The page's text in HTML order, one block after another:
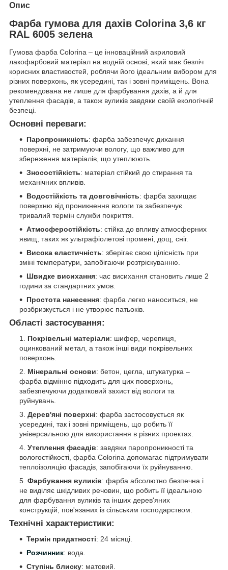
Опис
Фарба гумова для дахів Colorina 3,6 кг
RAL 6005 зелена
Гумова фарба Colorina – це інноваційний акриловий
лакофарбовий матеріал на водній основі, який має безліч
корисних властивостей, роблячи його ідеальним вибором для
різних поверхонь, як усередині, так і зовні приміщень. Вона
рекомендована не лише для фарбування дахів, а й для
утеплення фасадів, а також вуликів завдяки своїй екологічній
безпеці.
Основні переваги:
Паропроникність: фарба забезпечує дихання
поверхні, не затримуючи вологу, що важливо для
збереження матеріалів, що утеплюють.
Зносостійкість: матеріал стійкий до стирання та
механічних впливів.
Водостійкість та довговічність: фарба захищає
поверхню від проникнення вологи та забезпечує
тривалий термін служби покриття.
Атмосферостійкість: стійка до впливу атмосферних
явищ, таких як ультрафіолетові промені, дощ, сніг.
Висока еластичність: зберігає свою цілісність при
зміні температури, запобігаючи розтріскуванню.
Швидке висихання: час висихання становить лише 2
години за стандартних умов.
Простота нанесення: фарба легко наноситься, не
розбризкується і не утворює патьоків.
Області застосування:
Покрівельні матеріали: шифер, черепиця,
оцинкований метал, а також інші види покрівельних
поверхонь.
Мінеральні основи: бетон, цегла, штукатурка –
фарба відмінно підходить для цих поверхонь,
забезпечуючи додатковий захист від вологи та
руйнувань.
Дерев'яні поверхні: фарба застосовується як
усередині, так і зовні приміщень, що робить її
універсальною для використання в різних проектах.
Утеплення фасадів: завдяки паропроникності та
вологостійкості, фарба Colorina допомагає підтримувати
теплоізоляцію фасадів, запобігаючи їх руйнуванню.
Фарбування вуликів: фарба абсолютно безпечна і
не виділяє шкідливих речовин, що робить її ідеальною
для фарбування вуликів та інших дерев'яних
конструкцій, пов'язаних із сільським господарством.
Технічні характеристики:
Термін придатності: 24 місяці.
Розчинник: вода.
Ступінь блиску: матовий.